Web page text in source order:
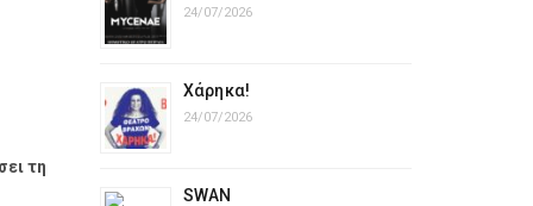
τη
24/07/2026
Χάρηκα!
24/07/2026
SWAN